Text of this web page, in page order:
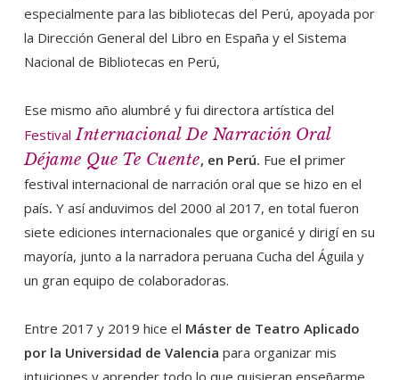
especialmente para las bibliotecas del Perú, apoyada por
la Dirección General del Libro en España y el Sistema
Nacional de Bibliotecas en Perú,
Ese mismo año alumbré y fui directora artística del
Festival Internacional De Narración Oral
Déjame Que Te Cuente, en Perú. Fue el primer
festival internacional de narración oral que se hizo en el
país. Y así anduvimos del 2000 al 2017, en total fueron
siete ediciones internacionales que organicé y dirigí en su
mayoría, junto a la narradora peruana Cucha del Águila y
un gran equipo de colaboradoras.
Entre 2017 y 2019 hice el Máster de Teatro Aplicado
por la Universidad de Valencia para organizar mis